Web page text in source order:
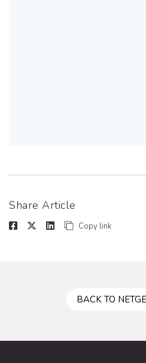
Share Article
Copy link
BACK TO